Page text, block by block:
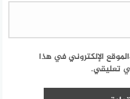
الإلكتروني في هذا
تعليقي.